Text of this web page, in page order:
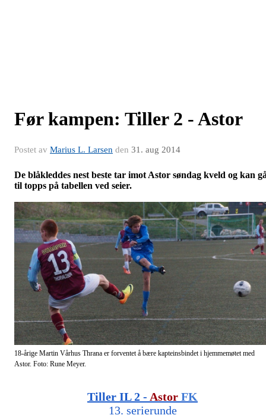
Før kampen: Tiller 2 - Astor
Postet av Marius L. Larsen den 31. aug 2014
De blåkleddes nest beste tar imot Astor søndag kveld og kan
til topps på tabellen ved seier.
18-årige Martin Vårhus Thrana er forventet å bære kapteinsbindet i hjemmemøtet med
Astor. Foto: Rune Meyer.
Tiller IL 2 - Astor FK
13. serierunde